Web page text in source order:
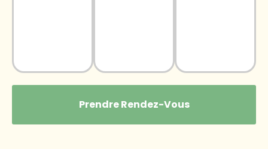
Prendre Rendez-Vous